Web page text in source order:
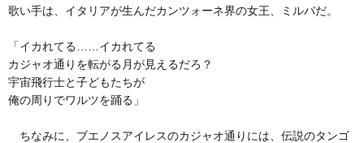
歌い手は、イタリアが生んだカンツォーネ界の女王、ミルバだ。
「イカれてる……イカれてる
カジャオ通りを転がる月が見えるだろ？
宇宙飛行士と子どもたちが
俺の周りでワルツを踊る」
ちなみに、ブエノスアイレスのカジャオ通りには、伝説のタンゴ